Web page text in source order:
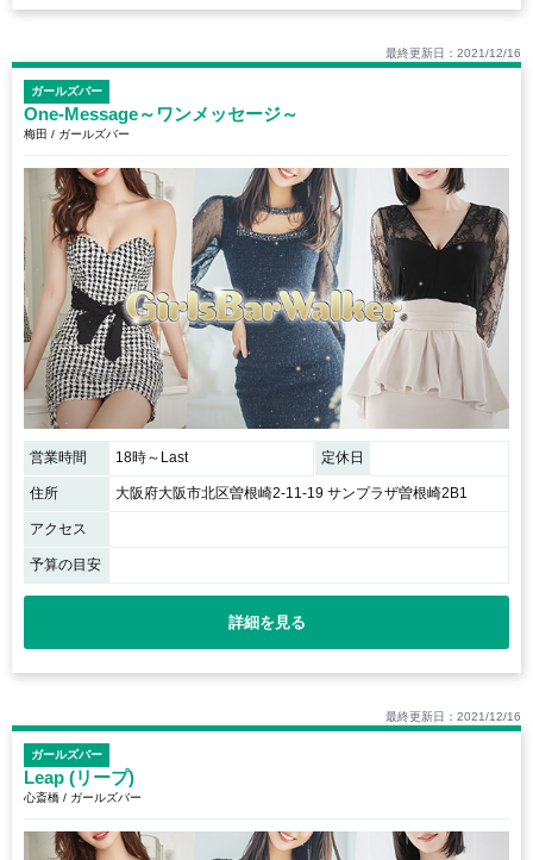
最終更新日：2021/12/16
ガールズバー
One-Message～ワンメッセージ～
梅田 / ガールズバー
営業時間 18時～Last 定休日
住所 大阪府大阪市北区曽根崎2-11-19 サンプラザ曽根崎2B1
アクセス
予算の目安
詳細を見る
最終更新日：2021/12/16
ガールズバー
Leap (リープ)
心斎橋 / ガールズバー